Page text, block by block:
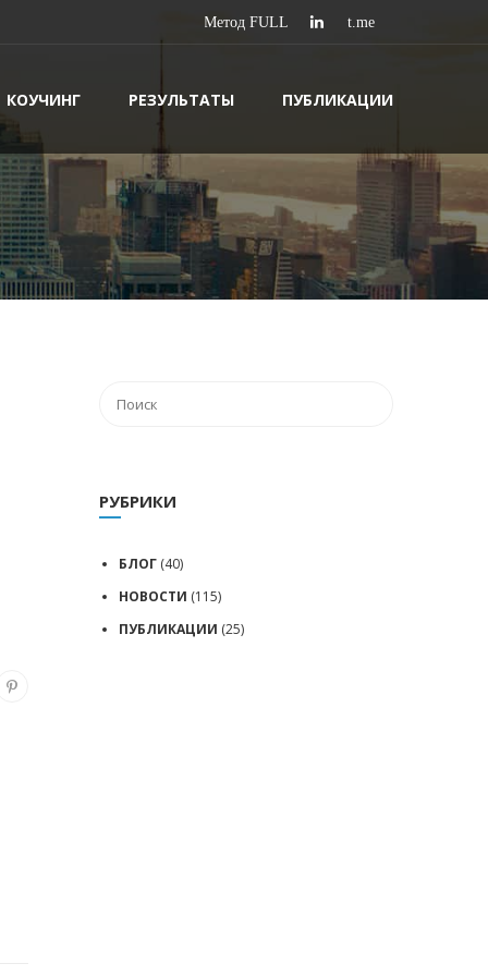
КОУЧИНГ РЕЗУЛЬТАТЫ ПУБЛИКАЦИИ
РУБРИКИ
БЛОГ (40)
НОВОСТИ (115)
ПУБЛИКАЦИИ (25)